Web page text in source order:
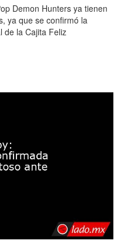
Demon Hunters ya tienen
ya que se confirmó la
de la Cajita Feliz